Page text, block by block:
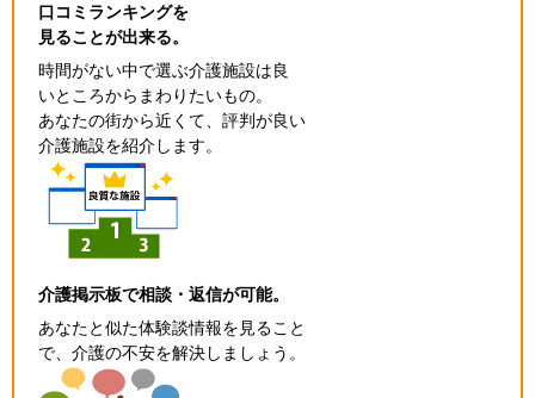
口コミランキングを
見ることが出来る。
時間がない中で選ぶ介護施設は良
いところからまわりたいもの。
あなたの街から近くて、評判が良い
介護施設を紹介します。
介護掲示板で相談・返信が可能。
あなたと似た体験談情報を見ること
で、介護の不安を解決しましょう。